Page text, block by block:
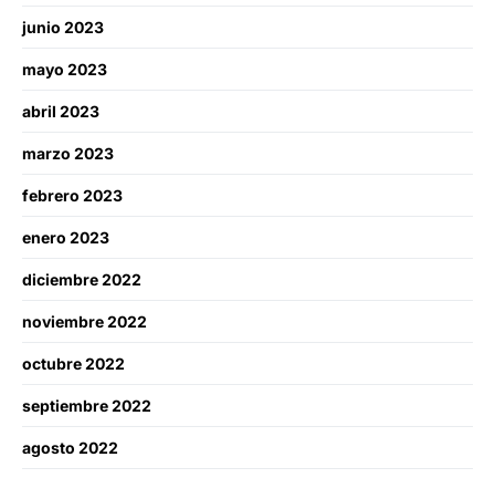
junio 2023
mayo 2023
abril 2023
marzo 2023
febrero 2023
enero 2023
diciembre 2022
noviembre 2022
octubre 2022
septiembre 2022
agosto 2022